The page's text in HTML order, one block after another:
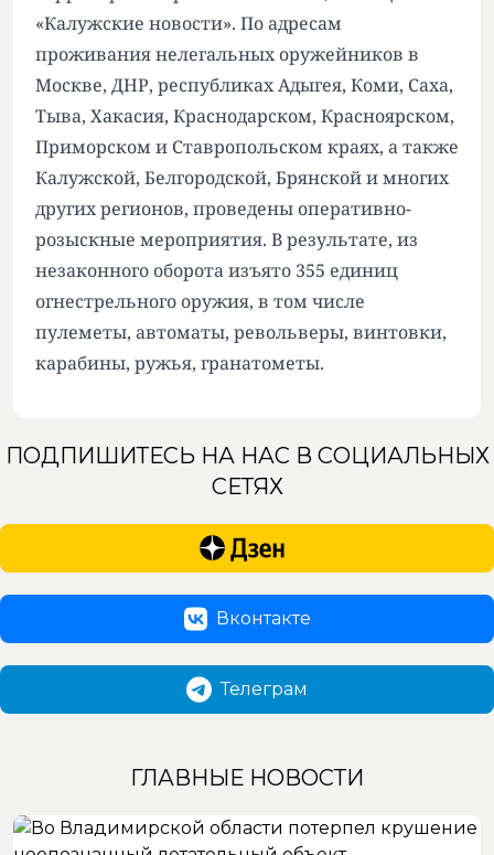
«Калужские новости». По адресам
проживания нелегальных оружейников в
Москве, ДНР, республиках Адыгея, Коми, Саха,
Тыва, Хакасия, Краснодарском, Красноярском,
Приморском и Ставропольском краях, а также
Калужской, Белгородской, Брянской и многих
других регионов, проведены оперативно-
розыскные мероприятия. В результате, из
незаконного оборота изъято 355 единиц
огнестрельного оружия, в том числе
пулеметы, автоматы, револьверы, винтовки,
карабины, ружья, гранатометы.
ПОДПИШИТЕСЬ НА НАС В СОЦИАЛЬНЫХ
СЕТЯХ
Вконтакте
Телеграм
ГЛАВНЫЕ НОВОСТИ